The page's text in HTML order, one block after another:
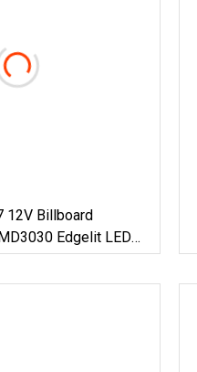
12V Billboard
Edgelit LED